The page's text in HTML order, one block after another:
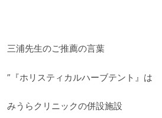
三浦先生のご推薦の言葉
”『ホリスティカルハーブテント』は
みうらクリニックの併設施設